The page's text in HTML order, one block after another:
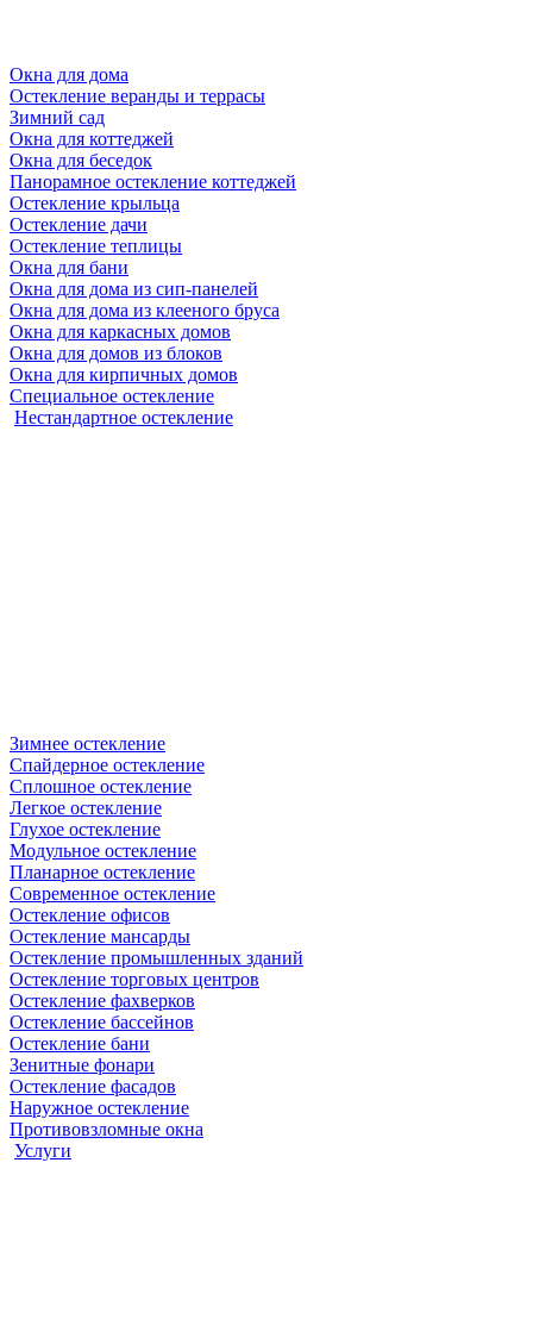
Окна для дома
Остекление веранды и террасы
Зимний сад
Окна для коттеджей
Окна для беседок
Панорамное остекление коттеджей
Остекление крыльца
Остекление дачи
Остекление теплицы
Окна для бани
Окна для дома из сип-панелей
Окна для дома из клееного бруса
Окна для каркасных домов
Окна для домов из блоков
Окна для кирпичных домов
Специальное остекление
Нестандартное остекление
Зимнее остекление
Спайдерное остекление
Сплошное остекление
Легкое остекление
Глухое остекление
Модульное остекление
Планарное остекление
Современное остекление
Остекление офисов
Остекление мансарды
Остекление промышленных зданий
Остекление торговых центров
Остекление фахверков
Остекление бассейнов
Остекление бани
Зенитные фонари
Остекление фасадов
Наружное остекление
Противовзломные окна
Услуги